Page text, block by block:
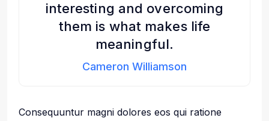
interesting and overcoming
them is what makes life
meaningful.
Cameron Williamson
Consequuntur magni dolores eos qui ratione